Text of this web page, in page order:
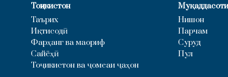
Тоҷикистон
Таърих
Иқтисодӣ
Фарҳанг ва маориф
Сайёҳӣ
Тоҷикистон ва ҷомеаи ҷаҳон
Нишон
Парчам
Суруд
Пул